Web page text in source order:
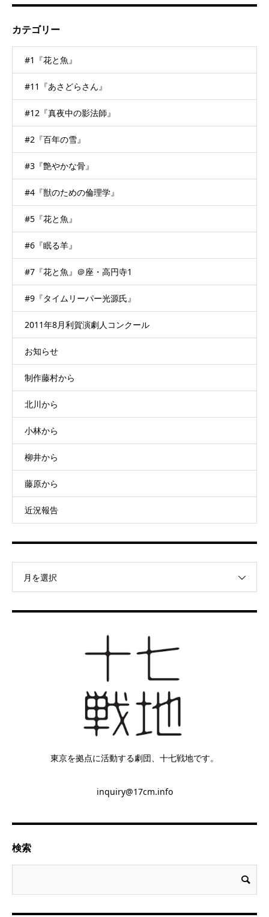
カテゴリー
#1『花と魚』
#11『あさどらさん』
#12『真夜中の影法師』
#2『百年の雪』
#3『艶やかな骨』
#4『獣のための倫理学』
#5『花と魚』
#6『眠る羊』
#7『花と魚』＠座・高円寺1
#9『タイムリーパー光源氏』
2011年8月利賀演劇人コンクール
お知らせ
制作藤村から
北川から
小林から
柳井から
藤原から
近況報告
月を選択
東京を拠点に活動する劇団、十七戦地です。
inquiry@17cm.info
検索